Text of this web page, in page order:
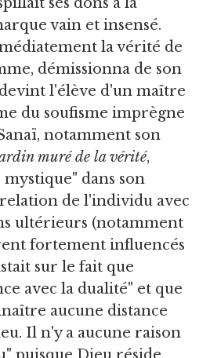
ses dons à la
vain et insensé.
la vérité de
démissionna de son
l'élève d'un maître
du soufisme imprègne
notamment son
muré de la vérité,
dans son
de l'individu avec
ultérieurs (notamment
fortement influencés
sur le fait que
avec la dualité" et que
aucune distance
Il n'y a aucune raison